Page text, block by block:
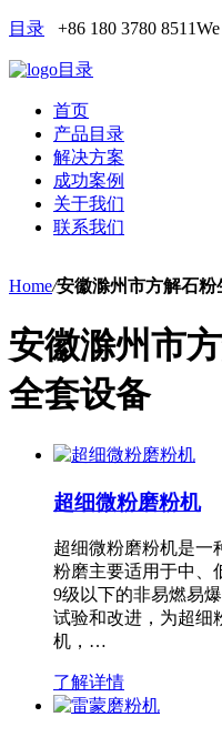
目录 +86 180 3780 8511
目录
首页
产品目录
解决方案
成功案例
关于我们
联系我们
Home/安徽滁州市方解石
安徽滁州市
全套设备
超细微粉磨粉机
超细微粉磨粉机是一
粉磨主要适用于中、
9级以下的非易燃易
试验和改进，为超细
机，…
了解详情